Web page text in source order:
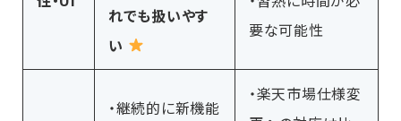
れでも扱いやす
い
要な可能性
・継続的に新機能
・楽天市場仕様変